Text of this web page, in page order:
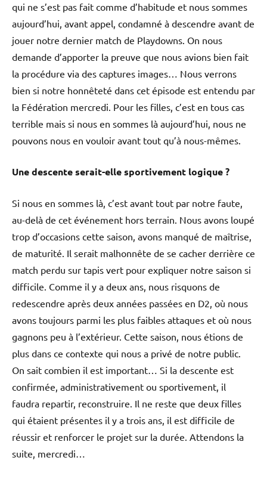
qui ne s’est pas fait comme d’habitude et nous sommes
aujourd’hui, avant appel, condamné à descendre avant de
jouer notre dernier match de Playdowns. On nous
demande d’apporter la preuve que nous avions bien fait
la procédure via des captures images… Nous verrons
bien si notre honnêteté dans cet épisode est entendu par
la Fédération mercredi. Pour les filles, c’est en tous cas
terrible mais si nous en sommes là aujourd’hui, nous ne
pouvons nous en vouloir avant tout qu’à nous-mêmes.
Une descente serait-elle sportivement logique ?
Si nous en sommes là, c’est avant tout par notre faute,
au-delà de cet événement hors terrain. Nous avons loupé
trop d’occasions cette saison, avons manqué de maîtrise,
de maturité. Il serait malhonnête de se cacher derrière ce
match perdu sur tapis vert pour expliquer notre saison si
difficile. Comme il y a deux ans, nous risquons de
redescendre après deux années passées en D2, où nous
avons toujours parmi les plus faibles attaques et où nous
gagnons peu à l’extérieur. Cette saison, nous étions de
plus dans ce contexte qui nous a privé de notre public.
On sait combien il est important… Si la descente est
confirmée, administrativement ou sportivement, il
faudra repartir, reconstruire. Il ne reste que deux filles
qui étaient présentes il y a trois ans, il est difficile de
réussir et renforcer le projet sur la durée. Attendons la
suite, mercredi…